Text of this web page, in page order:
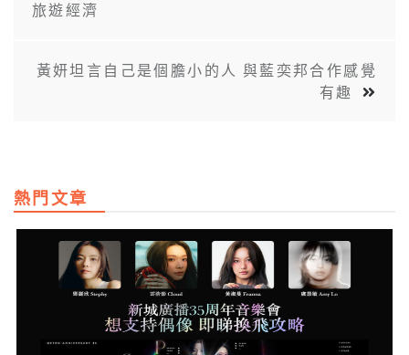
旅遊經濟
黃妍坦言自己是個膽小的人 與藍奕邦合作感覺
有趣
熱門文章